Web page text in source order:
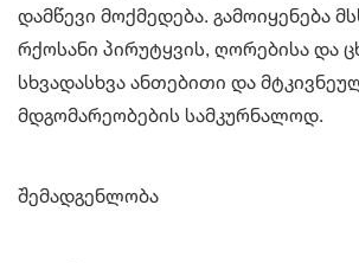
დამწევი მოქმედება. გამოიყენება
რქოსანი პირუტყვის, ღორებისა და
სხვადასხვა ანთებითი და
მდგომარეობების სამკურნალოდ.
შემადგენლობა